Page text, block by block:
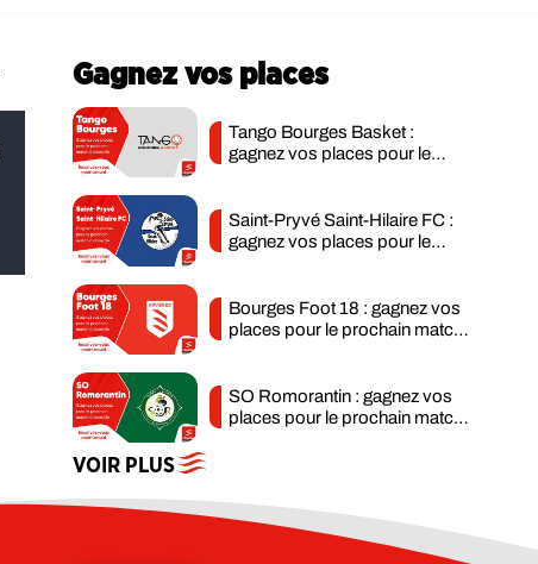
Gagnez vos places
Tango Bourges Basket :
gagnez vos places pour le
Saint-Pryvé Saint-Hilaire FC :
gagnez vos places pour le
Bourges Foot 18 : gagnez vos
places pour le prochain match
SO Romorantin : gagnez vos
places pour le prochain match
VOIR PLUS